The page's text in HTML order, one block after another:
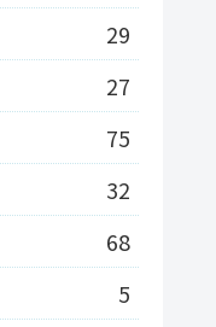
29
27
75
32
68
5